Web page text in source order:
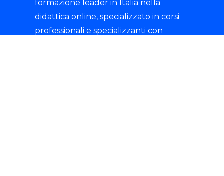
formazione leader in Italia nella
didattica online, specializzato in corsi
professionali e specializzanti con